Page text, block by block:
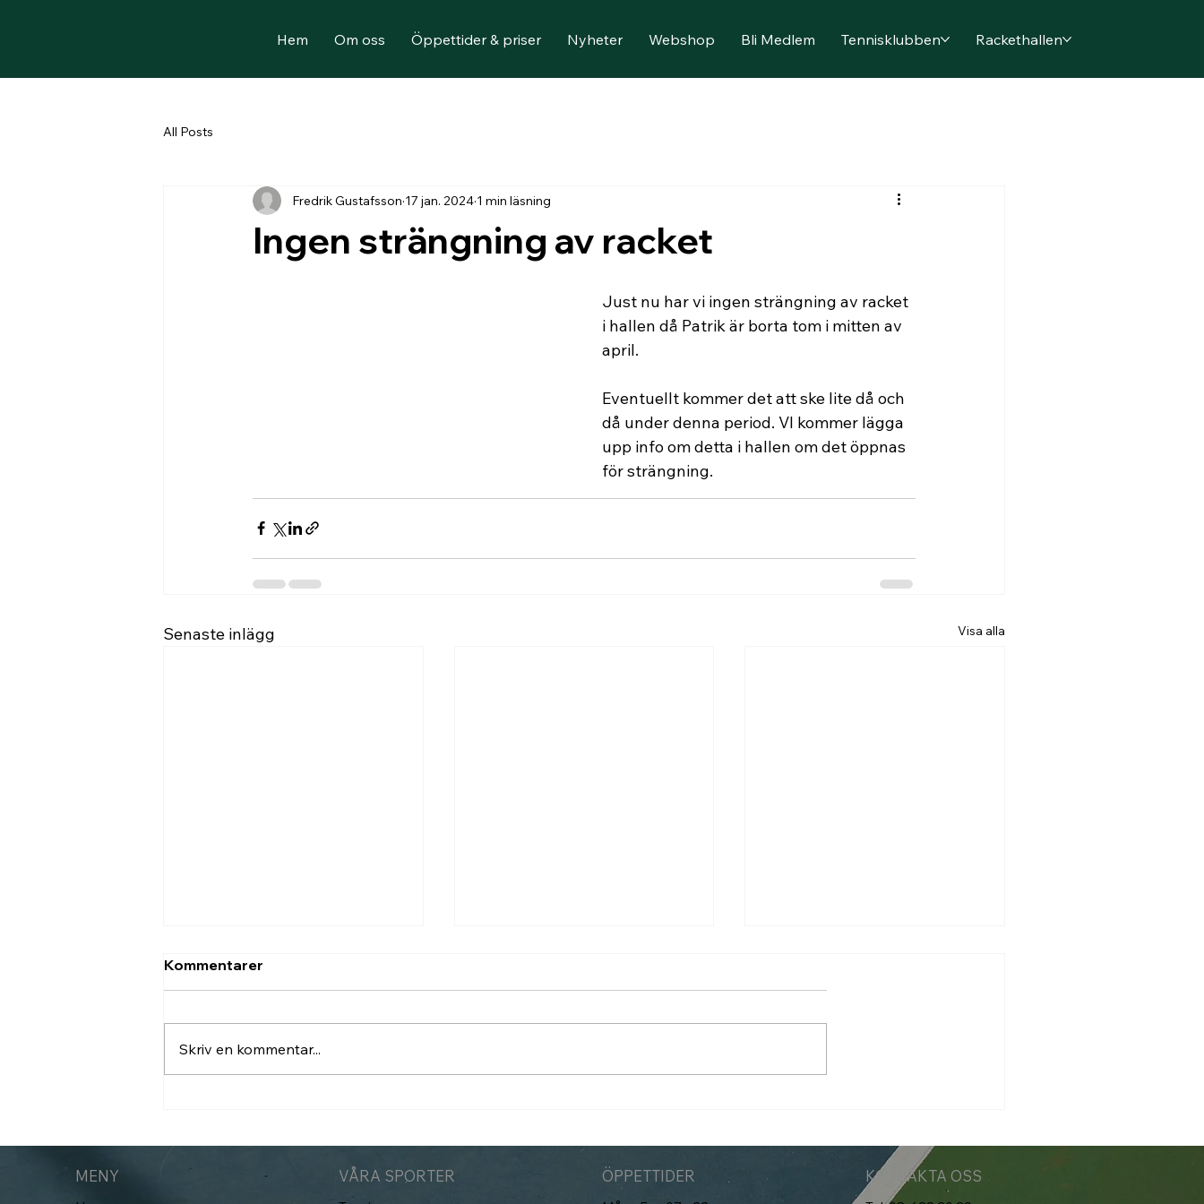
Hem Om oss Öppettider & priser Nyheter Webshop Bli Medlem Tennisklubben Rackethallen
All Posts
Ingen strängning av racket
Fredrik Gustafsson 17 jan. 2024 1 min läsning
Just nu har vi ingen strängning av racket
i hallen då Patrik är borta tom i mitten av
april.
Eventuellt kommer det att ske lite då och
då under denna period. VI kommer lägga
upp info om detta i hallen om det öppnas
för strängning.
Senaste inlägg Visa alla
Kommentarer
Skriv en kommentar...
MENY VÅRA SPORTER ÖPPETTIDER KONTAKTA OSS